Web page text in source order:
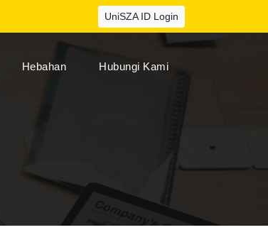
UniSZA ID Login
Hebahan Hubungi Kami